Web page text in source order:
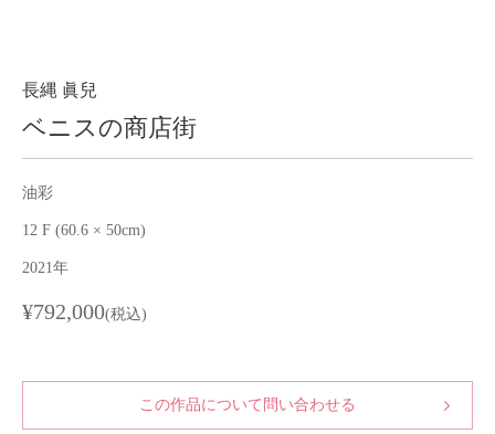
Contact
Purchase assessment
長縄 眞兒
ベニスの商店街
油彩
12 F (60.6 × 50cm)
2021年
¥792,000(税込)
この作品について問い合わせる